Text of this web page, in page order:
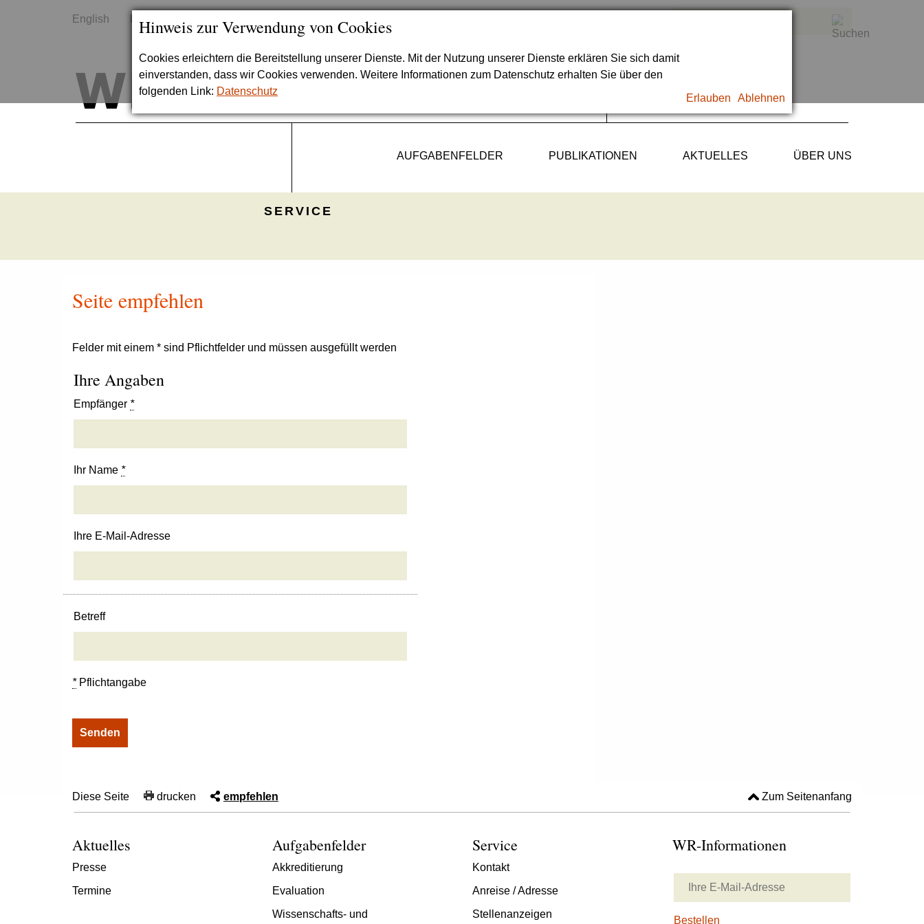
Hinweis zur Verwendung von Cookies
Cookies erleichtern die Bereitstellung unserer Dienste. Mit der Nutzung unserer Dienste erklären Sie sich damit
einverstanden, dass wir Cookies verwenden. Weitere Informationen zum Datenschutz erhalten Sie über den
folgenden Link: Datenschutz
Erlauben Ablehnen
English
AUFGABENFELDER PUBLIKATIONEN AKTUELLES ÜBER UNS
SERVICE
Seite empfehlen
Felder mit einem * sind Pflichtfelder und müssen ausgefüllt werden
Ihre Angaben
Empfänger *
Ihr Name *
Ihre E-Mail-Adresse
Betreff
*Pflichtangabe
Diese Seite drucken empfehlen Zum Seitenanfang
Aktuelles
Presse
Termine
Aufgabenfelder
Akkreditierung
Evaluation
Wissenschafts- und
Service
Kontakt
Anreise / Adresse
Stellenanzeigen
WR-Informationen